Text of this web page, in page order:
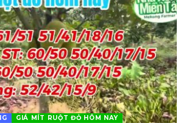
GIÁ MÍT RUỘT ĐỎ HÔM NAY